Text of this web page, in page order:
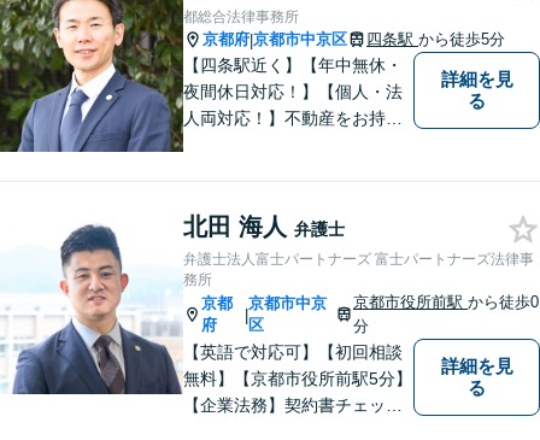
都総合法律事務所
京都府|京都市中京区 四条駅 から徒歩5分
【四条駅近く】【年中無休・
夜間休日対応！】【個人・法
人両対応！】不動産をお持ち
【24時間予約受付】【出張相
談可能】【弁護士保険（特
約）全社対応いたします】
詳細を見
る
北田 海人 弁護士
弁護士法人富士パートナーズ 富士パートナーズ法律事
務所
京都
府
|
京都市中京
区
京都市役所前駅から徒歩0
分
【英語で対応可】【初回相談
無料】【京都市役所前駅5分】
【企業法務】契約書チェッ
詳細を見
る